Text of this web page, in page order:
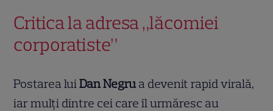
Critica la adresa „lăcomiei
corporatiste”
Postarea luiDan Negru a devenit rapid virală,
iar mulți dintre cei care îl urmăresc au